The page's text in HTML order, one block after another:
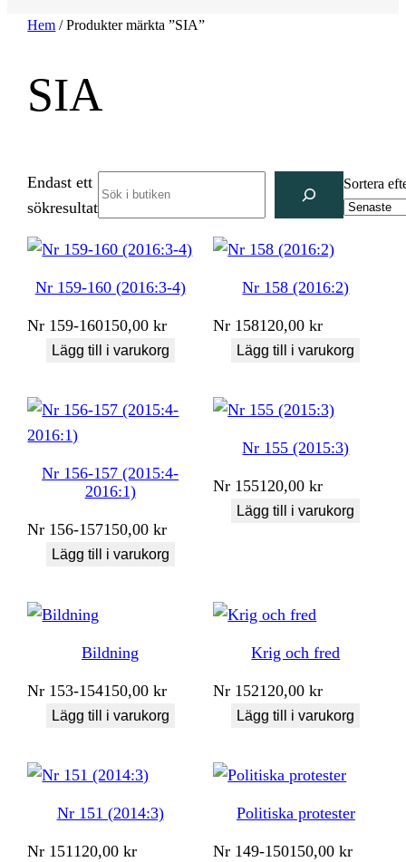
Hem / Produkter märkta ”SIA”
SIA
Endast ett
sökresultat
Sortera
Nr 159-160 (2016:3-4)
Nr 159-160150,00kr
Lägg till i varukorg
Nr 158 (2016:2)
Nr 158120,00kr
Lägg till i varukorg
Nr 156-157 (2015:4-
2016:1)
Nr 156-157150,00kr
Lägg till i varukorg
Nr 155 (2015:3)
Nr 155120,00kr
Lägg till i varukorg
Bildning
Nr 153-154150,00kr
Lägg till i varukorg
Krig och fred
Nr 152120,00kr
Lägg till i varukorg
Nr 151 (2014:3)
Nr 151120,00kr
Politiska protester
Nr 149-150150,00kr